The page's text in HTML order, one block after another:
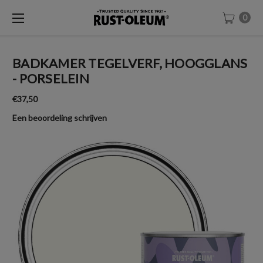
0
BADKAMER TEGELVERF, HOOGGLANS
- PORSELEIN
€37,50
Een beoordeling schrijven